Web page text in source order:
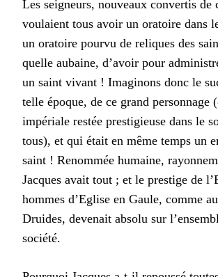
Les seigneurs, nouveaux convertis de
voulaient tous avoir un oratoire dans
un oratoire pourvu de reliques des
quelle aubaine, d’avoir pour
un saint vivant ! Imaginons donc le
telle époque, de ce grand personnage
impériale restée prestigieuse dans le
tous), et qui était en même temps un
saint ! Renommée humaine,
Jacques avait tout ; et le prestige de
hommes d’Eglise en Gaule, comme
Druides, devenait absolu sur
société.